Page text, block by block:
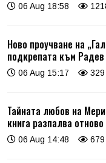
06 Aug 18:58
Ново проучване на
подкрепата към Радев
06 Aug 15:17 329
Тайната любов на
книга разпалва
06 Aug 14:48 679